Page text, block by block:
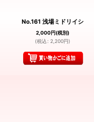
No.161 浅場ミドリイシ
2,000円(税別)
(税込 : 2,200円)